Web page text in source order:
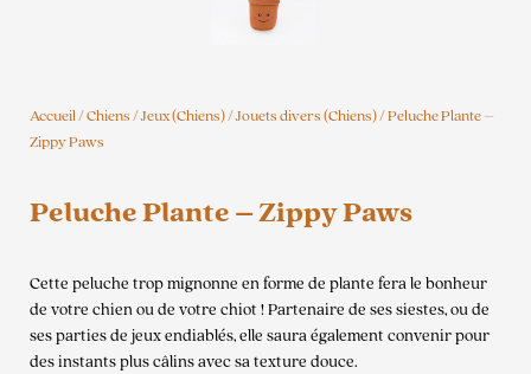
Accueil/Chiens/Jeux (Chiens)/Jouets divers (Chiens)/ Peluche Plante –
Zippy Paws
Peluche Plante – Zippy Paws
Cette peluche trop mignonne en forme de plante fera le bonheur
de votre chien ou de votre chiot ! Partenaire de ses siestes, ou de
ses parties de jeux endiablés, elle saura également convenir pour
des instants plus câlins avec sa texture douce.